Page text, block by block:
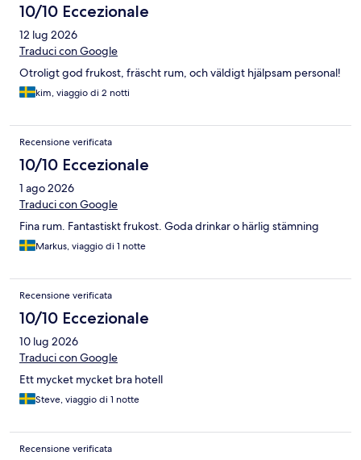
10/10 Eccezionale
12 lug 2026
Traduci con Google
Otroligt god frukost, fräscht rum, och väldigt hjälpsam personal!
kim, viaggio di 2 notti
Recensione verificata
10/10 Eccezionale
1 ago 2026
Traduci con Google
Fina rum. Fantastiskt frukost. Goda drinkar o härlig stämning
Markus, viaggio di 1 notte
Recensione verificata
10/10 Eccezionale
10 lug 2026
Traduci con Google
Ett mycket mycket bra hotell
Steve, viaggio di 1 notte
Recensione verificata